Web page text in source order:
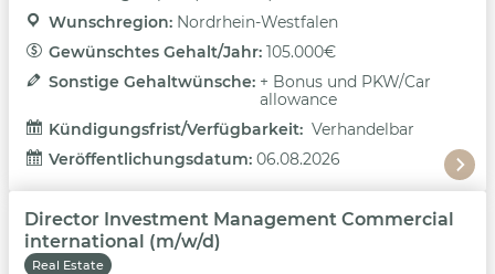
Wunschregion: Nordrhein-Westfalen
Gewünschtes Gehalt/Jahr: 105.000€
Sonstige Gehaltwünsche: + Bonus und PKW/Car
allowance
Kündigungsfrist/Verfügbarkeit: Verhandelbar
Veröffentlichungsdatum: 06.08.2026
Director Investment Management Commercial
international (m/w/d)
Real Estate